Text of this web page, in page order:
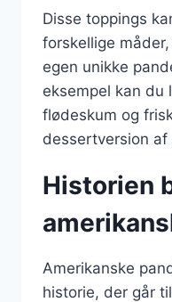
Disse toppings
forskellige
egen unikke
eksempel kan du
flødeskum og
dessertversion af
Historien
Amerikanske
historie, der går